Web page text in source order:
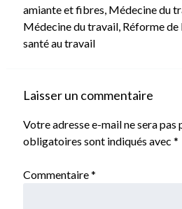
amiante et fibres Médecine du
Médecine du travail, Réforme de
santé au travail
Laisser un commentaire
Votre adresse e-mail ne sera pas
obligatoires sont indiqués avec *
Commentaire*